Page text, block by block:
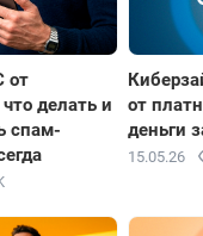
от
делать и
спам-
от
деньги
15.05.26